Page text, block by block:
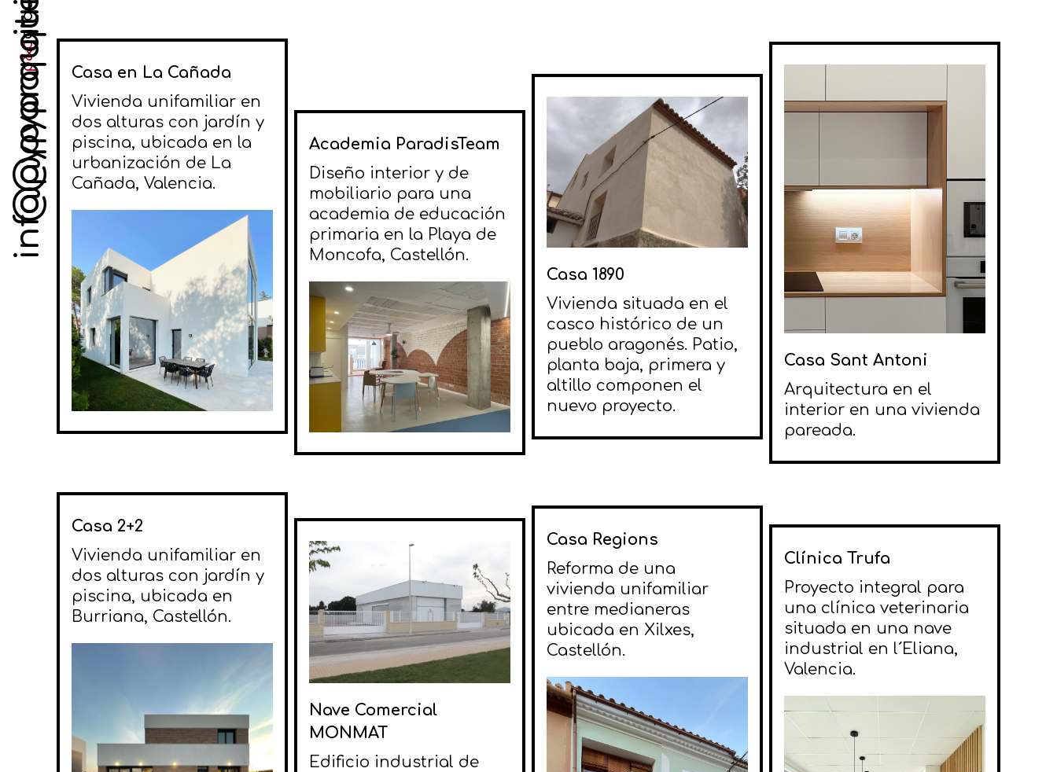
p&p
@pyparquitectos
Casa en La Cañada
Vivienda unifamiliar en
dos alturas con jardín y
piscina, ubicada en la
urbanización de La
Cañada, Valencia.
Academia ParadisTeam
Diseño interior y de
mobiliario para una
academia de educación
primaria en la Playa de
Moncofa, Castellón.
Casa 1890
Vivienda situada en el
casco histórico de un
pueblo aragonés. Patio,
planta baja, primera y
altillo componen el
nuevo proyecto.
Casa Sant Antoni
Arquitectura en el
interior en una vivienda
pareada.
Casa 2+2
Vivienda unifamiliar en
dos alturas con jardín y
piscina, ubicada en
Burriana, Castellón.
Nave Comercial
MONMAT
Edificio industrial de
Casa Regions
Reforma de una
vivienda unifamiliar
entre medianeras
ubicada en Xilxes,
Castellón.
Clínica Trufa
Proyecto integral para
una clínica veterinaria
situada en una nave
industrial en l´Eliana,
Valencia.